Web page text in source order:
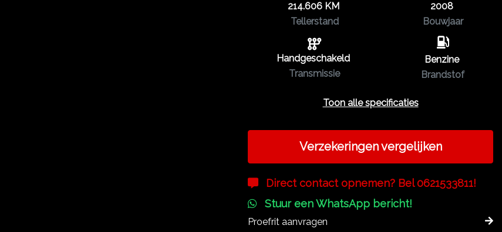
214.606 KM
Tellerstand
Handgeschakeld
Transmissie
2008
Bouwjaar
Benzine
Brandstof
Toon alle specificaties
Verzekeringen vergelijken
Direct contact opnemen? Bel 0621533811!
Stuur een WhatsApp bericht!
Proefrit aanvragen